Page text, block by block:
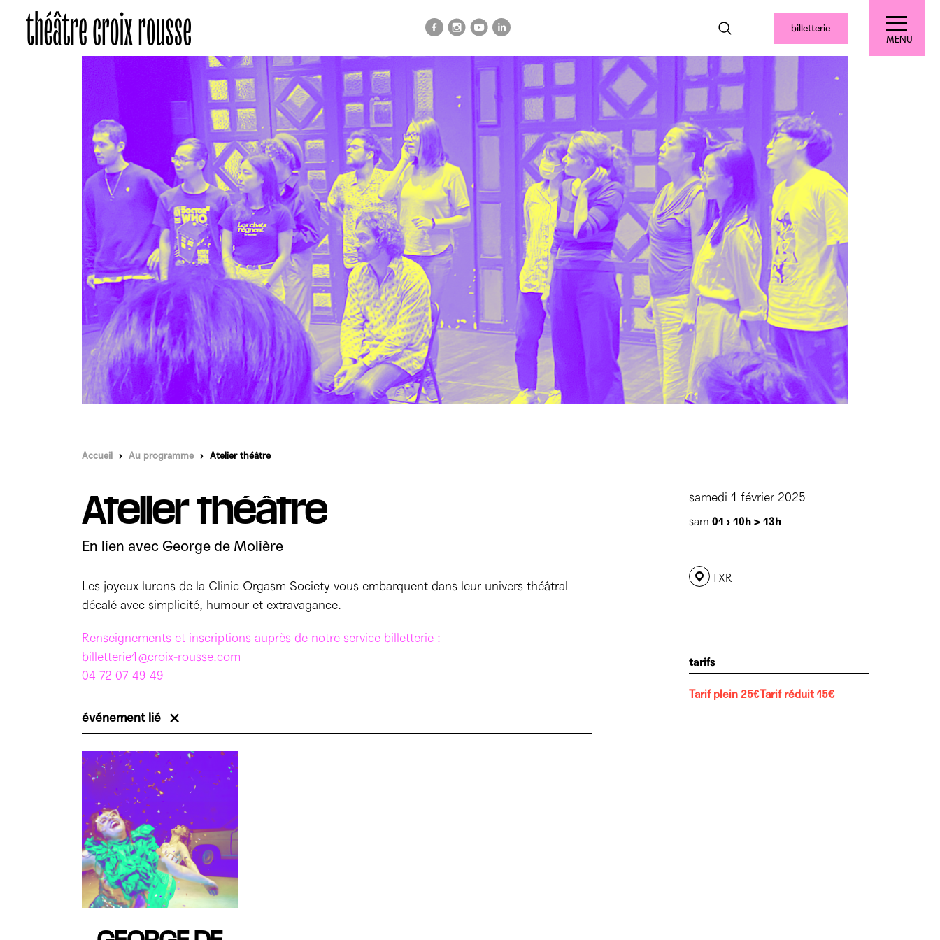
billetterie
MENU
Au programme La convivialité Le TXR et vous Le Théâtre Infos pratiques Le tiers-lieu
Atelier théâtre
Accueil › Au programme › Atelier théâtre
Atelier théâtre
En lien avec George de Molière
Les joyeux lurons de la Clinic Orgasm Society vous embarquent dans leur univers théâtral
décalé avec simplicité, humour et extravagance.
Renseignements et inscriptions auprès de notre service billetterie :
billetterie1@croix-rousse.com
04 72 07 49 49
événement lié
samedi 1 février 2025
sam01 ›10h > 13h
TXR
tarifs
Tarif plein 25€Tarif réduit 15€